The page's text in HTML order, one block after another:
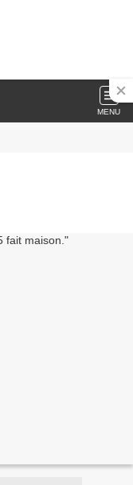
MENU